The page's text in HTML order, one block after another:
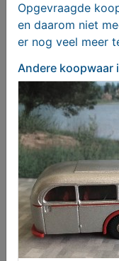
Disney
€ 4,95
PORSELEINEN
Opgevraagde
en daarom niet
er nog veel meer
Andere koopwaar